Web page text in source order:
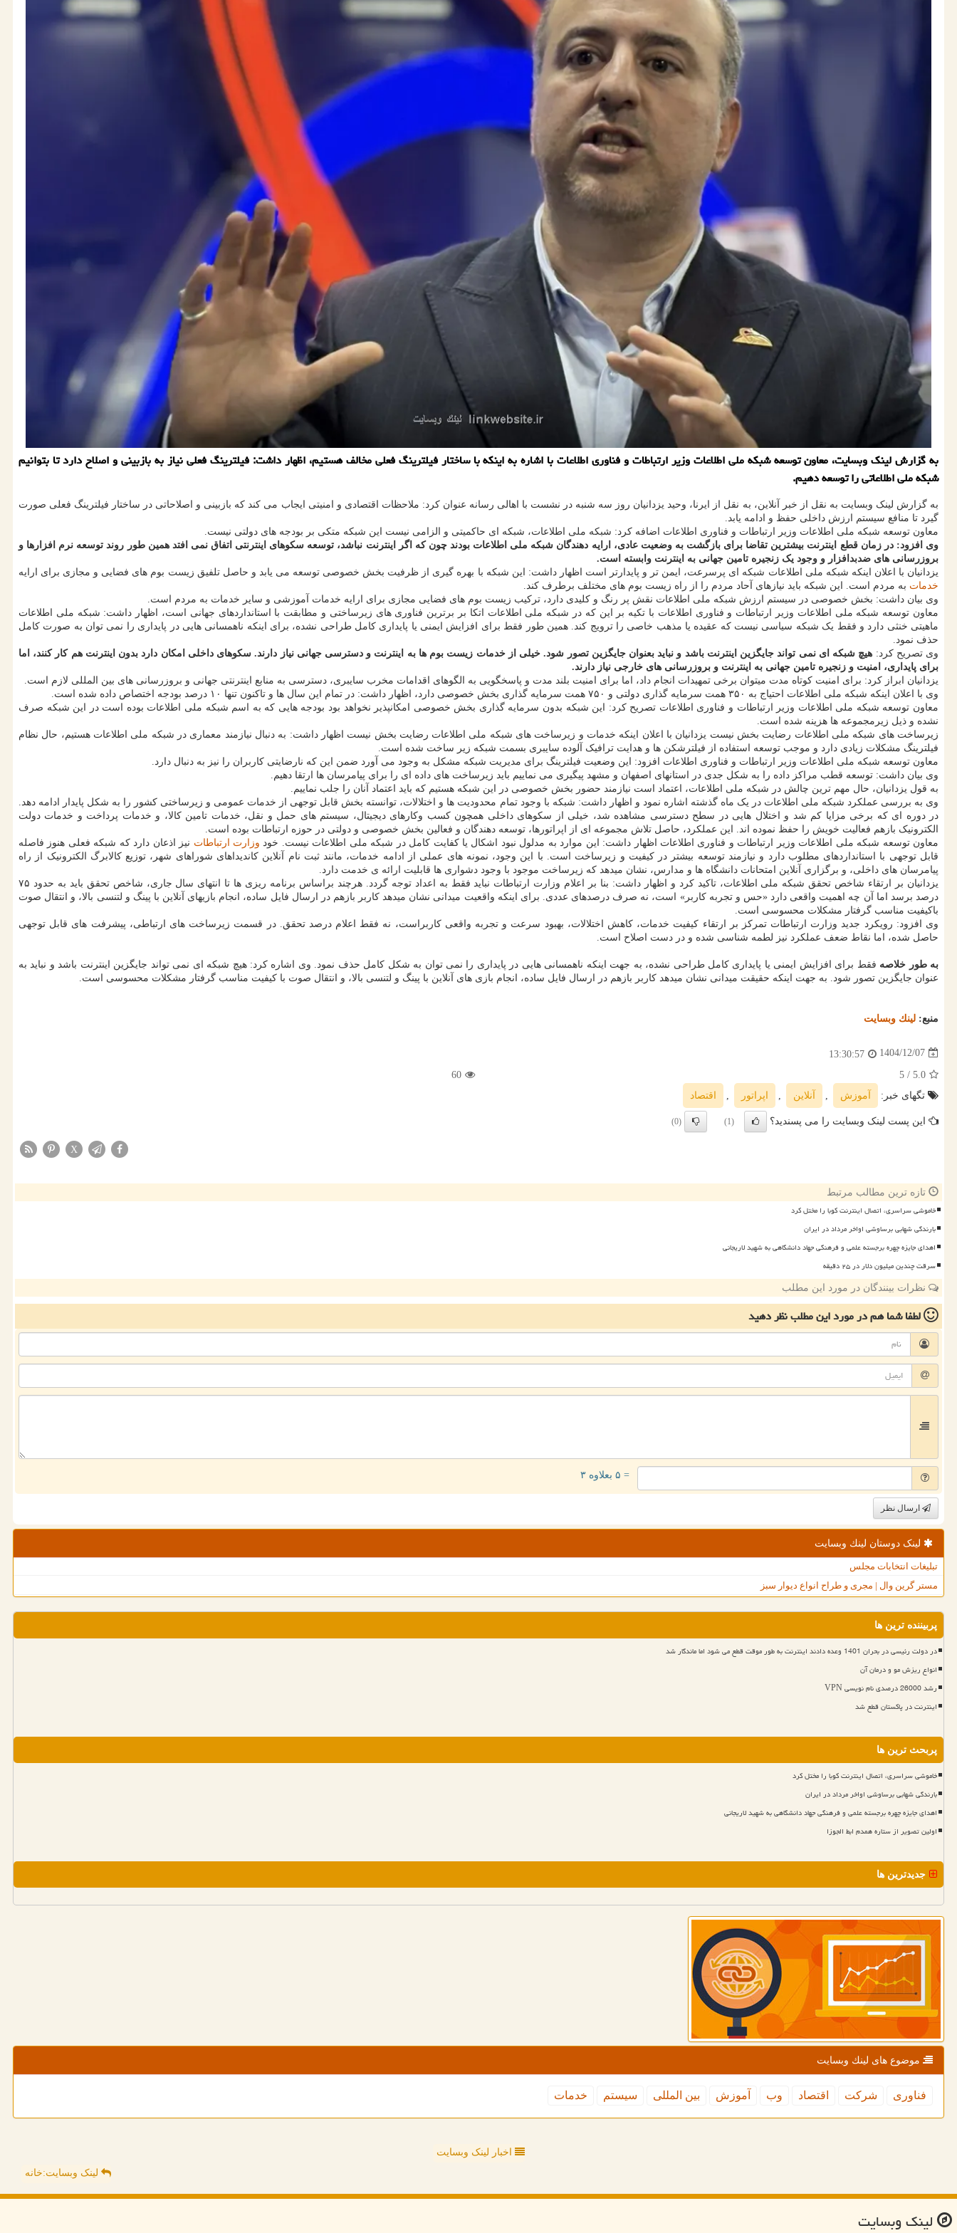
به گزارش لینک وبسایت، معاون توسعه شبکه ملی اطلاعات وزیر ارتباطات و فناوری اطلاعات با اشاره به اینکه با ساختار فیلترینگ فعلی مخالف هستیم، اظهار داشت: فیلترینگ فعلی نیاز به بازبینی و اصلاح دارد تا بتوانیم
شبکه ملی اطلاعاتی را توسعه دهیم.
به گزارش لینک وبسایت به نقل از خبر آنلاین، به نقل از ایرنا، وحید یزدانیان روز سه شنبه در نشست با اهالی رسانه عنوان کرد: ملاحظات اقتصادی و امنیتی ایجاب می کند که بازبینی و اصلاحاتی در ساختار فیلترینگ فعلی صورت
گیرد تا منافع سیستم ارزش داخلی حفظ و ادامه یابد.
معاون توسعه شبکه ملی اطلاعات وزیر ارتباطات و فناوری اطلاعات اضافه کرد: شبکه ملی اطلاعات، شبکه ای حاکمیتی و الزامی نیست این شبکه متکی بر بودجه های دولتی نیست.
وی افزود: در زمان قطع اینترنت بیشترین تقاضا برای بازگشت به وضعیت عادی، ارایه دهندگان شبکه ملی اطلاعات بودند چون که اگر اینترنت نباشد، توسعه سکوهای اینترنتی اتفاق نمی افتد همین طور روند توسعه نرم افزارها و
بروزرسانی های ضدبدافزار و وجود یک زنجیره تامین جهانی به اینترنت وابسته است.
یزدانیان با اعلان اینکه شبکه ملی اطلاعات شبکه ای پرسرعت، ایمن تر و پایدارتر است اظهار داشت: این شبکه با بهره گیری از ظرفیت بخش خصوصی توسعه می یابد و حاصل تلفیق زیست بوم های فضایی و مجازی برای ارایه
خدمات به مردم است. این شبکه باید نیازهای آحاد مردم را از راه زیست بوم های مختلف برطرف کند.
وی بیان داشت: بخش خصوصی در سیستم ارزش شبکه ملی اطلاعات نقش پر رنگ و کلیدی دارد، ترکیب زیست بوم های فضایی مجازی برای ارایه خدمات آموزشی و سایر خدمات به مردم است.
معاون توسعه شبکه ملی اطلاعات وزیر ارتباطات و فناوری اطلاعات با تکیه بر این که در شبکه ملی اطلاعات اتکا بر برترین فناوری های زیرساختی و مطابقت با استانداردهای جهانی است، اظهار داشت: شبکه ملی اطلاعات
ماهیتی خنثی دارد و فقط یک شبکه سیاسی نیست که عقیده یا مذهب خاصی را ترویج کند. همین طور فقط برای افزایش ایمنی یا پایداری کامل طراحی نشده، برای اینکه ناهمسانی هایی در پایداری را نمی توان به صورت کامل
حذف نمود.
وی تصریح کرد: هیچ شبکه ای نمی تواند جایگزین اینترنت باشد و نباید بعنوان جایگزین تصور شود. خیلی از خدمات زیست بوم ها به اینترنت و دسترسی جهانی نیاز دارند. سکوهای داخلی امکان دارد بدون اینترنت هم کار کنند، اما
برای پایداری، امنیت و زنجیره تامین جهانی به اینترنت و بروزرسانی های خارجی نیاز دارند.
یزدانیان ابراز کرد: برای امنیت کوتاه مدت میتوان برخی تمهیدات انجام داد، اما برای امنیت بلند مدت و پاسخگویی به الگوهای اقدامات مخرب سایبری، دسترسی به منابع اینترنتی جهانی و بروزرسانی های بین المللی لازم است.
وی با اعلان اینکه شبکه ملی اطلاعات احتیاج به ۳۵۰ همت سرمایه گذاری دولتی و ۷۵۰ همت سرمایه گذاری بخش خصوصی دارد، اظهار داشت: در تمام این سال ها و تاکنون تنها ۱۰ درصد بودجه اختصاص داده شده است.
معاون توسعه شبکه ملی اطلاعات وزیر ارتباطات و فناوری اطلاعات تصریح کرد: این شبکه بدون سرمایه گذاری بخش خصوصی امکانپذیر نخواهد بود بودجه هایی که به اسم شبکه ملی اطلاعات بوده است در این شبکه صرف
نشده و ذیل زیرمجموعه ها هزینه شده است.
زیرساخت های شبکه ملی اطلاعات رضایت بخش نیست یزدانیان با اعلان اینکه خدمات و زیرساخت های شبکه ملی اطلاعات رضایت بخش نیست اظهار داشت: به دنبال نیازمند معماری در شبکه ملی اطلاعات هستیم، حال نظام
فیلترینگ مشکلات زیادی دارد و موجب توسعه استفاده از فیلترشکن ها و هدایت ترافیک آلوده سایبری بسمت شبکه زیر ساخت شده است.
معاون توسعه شبکه ملی اطلاعات وزیر ارتباطات و فناوری اطلاعات افزود: این وضعیت فیلترینگ برای مدیریت شبکه مشکل به وجود می آورد ضمن این که نارضایتی کاربران را نیز به دنبال دارد.
وی بیان داشت: توسعه قطب مراکز داده را به شکل جدی در استانهای اصفهان و مشهد پیگیری می نماییم باید زیرساخت های داده ای را برای پیامرسان ها ارتقا دهیم.
به قول یزدانیان، حال مهم ترین چالش در شبکه ملی اطلاعات، اعتماد است نیازمند حضور بخش خصوصی در این شبکه هستیم که باید اعتماد آنان را جلب نماییم.
وی به بررسی عملکرد شبکه ملی اطلاعات در یک ماه گذشته اشاره نمود و اظهار داشت: شبکه با وجود تمام محدودیت ها و اختلالات، توانسته بخش قابل توجهی از خدمات عمومی و زیرساختی کشور را به شکل پایدار ادامه دهد.
در دوره ای که برخی مزایا کم شد و اختلال هایی در سطح دسترسی مشاهده شد، خیلی از سکوهای داخلی همچون کسب وکارهای دیجیتال، سیستم های حمل و نقل، خدمات تامین کالا، و خدمات پرداخت و خدمات دولت
الکترونیک بازهم فعالیت خویش را حفظ نموده اند. این عملکرد، حاصل تلاش مجموعه ای از اپراتورها، توسعه دهندگان و فعالین بخش خصوصی و دولتی در حوزه ارتباطات بوده است.
معاون توسعه شبکه ملی اطلاعات وزیر ارتباطات و فناوری اطلاعات اظهار داشت: این موارد به مدلول نبود اشکال یا کفایت کامل در شبکه ملی اطلاعات نیست. خود وزارت ارتباطات نیز اذعان دارد که شبکه فعلی هنوز فاصله
قابل توجهی با استانداردهای مطلوب دارد و نیازمند توسعه بیشتر در کیفیت و زیرساخت است. با این وجود، نمونه های عملی از ادامه خدمات، مانند ثبت نام آنلاین کاندیداهای شوراهای شهر، توزیع کالابرگ الکترونیک از راه
پیامرسان های داخلی، و برگزاری آنلاین امتحانات دانشگاه ها و مدارس، نشان میدهد که زیرساخت موجود با وجود دشواری ها قابلیت ارائه ی خدمت دارد.
یزدانیان بر ارتقاء شاخص تحقق شبکه ملی اطلاعات، تاکید کرد و اظهار داشت: بنا بر اعلام وزارت ارتباطات نباید فقط به اعداد توجه گردد. هرچند براساس برنامه ریزی ها تا انتهای سال جاری، شاخص تحقق باید به حدود ۷۵
درصد برسد اما آن چه اهمیت واقعی دارد «حس و تجربه کاربر» است، نه صرف درصدهای عددی. برای اینکه واقعیت میدانی نشان میدهد کاربر بازهم در ارسال فایل ساده، انجام بازیهای آنلاین با پینگ و لتنسی بالا، و انتقال صوت
باکیفیت مناسب گرفتار مشکلات محسوسی است.
وی افزود: رویکرد جدید وزارت ارتباطات تمرکز بر ارتقاء کیفیت خدمات، کاهش اختلالات، بهبود سرعت و تجربه واقعی کاربراست، نه فقط اعلام درصد تحقق. در قسمت زیرساخت های ارتباطی، پیشرفت های قابل توجهی
حاصل شده، اما نقاط ضعف عملکرد نیز لطمه شناسی شده و در دست اصلاح است.
به طور خلاصه فقط برای افزایش ایمنی یا پایداری کامل طراحی نشده، به جهت اینکه ناهمسانی هایی در پایداری را نمی توان به شکل کامل حذف نمود. وی اشاره کرد: هیچ شبکه ای نمی تواند جایگزین اینترنت باشد و نباید به
عنوان جایگزین تصور شود. به جهت اینکه حقیقت میدانی نشان میدهد کاربر بازهم در ارسال فایل ساده، انجام بازی های آنلاین با پینگ و لتنسی بالا، و انتقال صوت با کیفیت مناسب گرفتار مشکلات محسوسی است.
منبع: لینك وبسایت
1404/12/07
13:30:57
5.0
/ 5
60
تگهای خبر:
آموزش آنلاین اپراتور اقتصاد
این پست لینک وبسایت را می پسندید؟ (1)
(0)
X
تازه ترین مطالب مرتبط
خاموشی سراسری، اتصال اینترنت کوبا را مختل کرد
بارندگی شهابی برساوشی اواخر مرداد در ایران
اهدای جایزه چهره برجسته علمی و فرهنگی جهاد دانشگاهی به شهید لاریجانی
سرقت چندین میلیون دلار در ۲۵ دقیقه
نظرات بینندگان در مورد این مطلب
لطفا شما همدر مورد این مطلبنظر دهید
= ۵ بعلاوه ۳
ارسال نظر
لینک دوستان لینك وبسایت
تبلیغات انتخابات مجلس
مستر گرین وال | مجری و طراح انواع دیوار سبز
پربیننده ترین ها
در دولت رئیسی در بحران 1401 وعده دادند اینترنت به طور موقت قطع می شود اما ماندگار شد
انواع ریزش مو و درمان آن
رشد 26000 درصدی نام نویسی VPN
اینترنت در پاکستان قطع شد
پربحث ترین ها
خاموشی سراسری، اتصال اینترنت کوبا را مختل کرد
بارندگی شهابی برساوشی اواخر مرداد در ایران
اهدای جایزه چهره برجسته علمی و فرهنگی جهاد دانشگاهی به شهید لاریجانی
اولین تصویر از ستاره همدم ابط الجوزا
جدیدترین ها
موضوع های لینك وبسایت
فناوری شركت اقتصاد وب آموزش بین المللی سیستم خدمات
اخبار لینک وبسایت
لینک وبسایت:خانه
لینك وبسایت